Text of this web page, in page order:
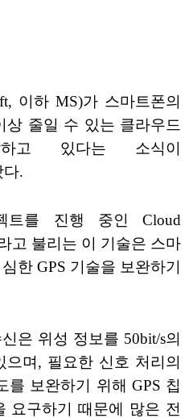
이하 MS)가 스마트폰의
상 줄일 수 있는 클라우드
고 있다는 소식이
다.
트를 진행 중인 Cloud
고 불리는 이 기술은 스마
한 GPS 기술을 보완하기
은 위성 정보를 50bit/s의
며, 필요한 신호 처리의
를 보완하기 위해 GPS 칩
요구하기 때문에 많은 전